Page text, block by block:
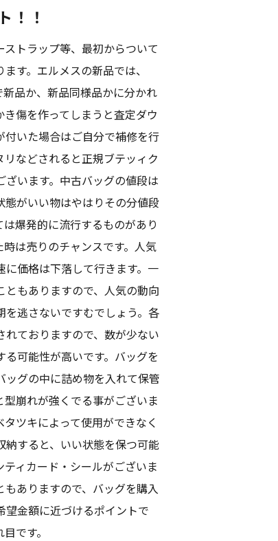
！！
トラップ等、最初からついて
す。エルメスの新品では、
品か、新品同様品かに分かれ
傷を作ってしまうと査定ダウ
いた場合はご自分で補修を行
などされると正規ブテッィク
います。中古バッグの値段は
がいい物はやはりその分値段
爆発的に流行するものがあり
は売りのチャンスです。人気
価格は下落して行きます。一
もありますので、人気の動向
逃さないですむでしょう。各
ておりますので、数が少ない
可能性が高いです。バッグを
グの中に詰め物を入れて保管
崩れが強くでる事がございま
ツキによって使用ができなく
すると、いい状態を保つ可能
ィカード・シールがございま
ありますので、バッグを購入
望金額に近づけるポイントで
です。